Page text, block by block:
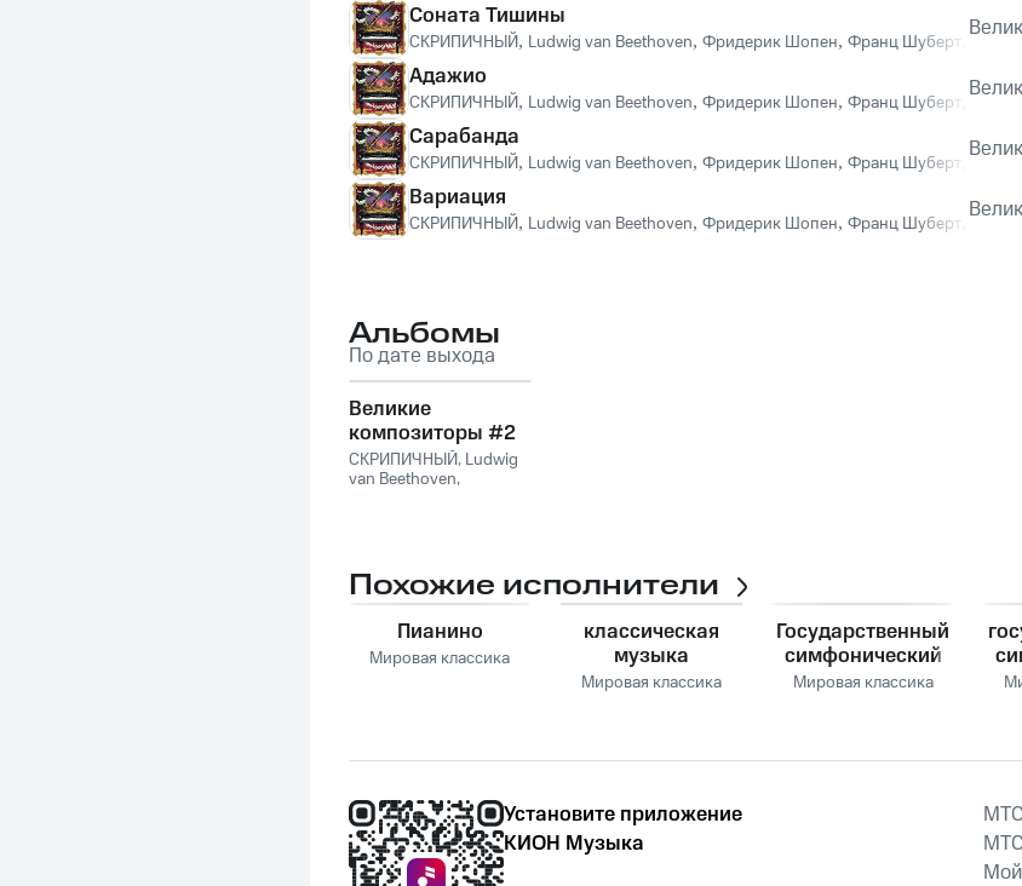
Соната Тишины
СКРИПИЧНЫЙ, Ludwig van Beethoven, Фридерик Шопен, Франц Шуберт ,
Адажио
СКРИПИЧНЫЙ, Ludwig van Beethoven, Фридерик Шопен, Франц Шуберт ,
Сарабанда
СКРИПИЧНЫЙ, Ludwig van Beethoven, Фридерик Шопен, Франц Шуберт ,
Вариация
СКРИПИЧНЫЙ, Ludwig van Beethoven, Фридерик Шопен, Франц Шуберт ,
Альбомы
По дате выхода
Великие
композиторы #2
СКРИПИЧНЫЙ, Ludwig
van Beethoven,
Похожие исполнители
Пианино
Мировая классика
классическая
музыка
Мировая классика
Государственный
симфонический
оркестр СССР
Мировая классика
Установите приложение
КИОН Музыка